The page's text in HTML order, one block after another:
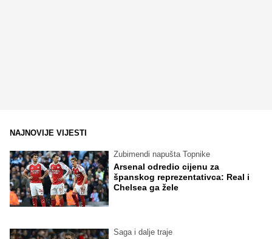
NAJNOVIJE VIJESTI
Zubimendi napušta Topnike
Arsenal odredio cijenu za
španskog reprezentativca: Real i
Chelsea ga žele
Saga i dalje traje